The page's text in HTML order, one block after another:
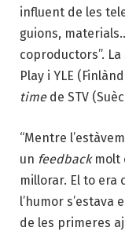
influent de les
guions,
coproductors”. La
Play i YLE
timede STV
“Mentre
un feedbackmolt
millorar. El to era
l’humor s’estava
de les primeres